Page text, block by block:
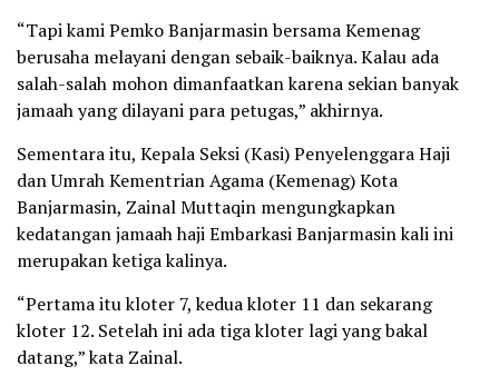
“Tapi kami Pemko Banjarmasin bersama Kemenag
berusaha melayani dengan sebaik-baiknya. Kalau ada
salah-salah mohon dimanfaatkan karena sekian banyak
jamaah yang dilayani para petugas,” akhirnya.
Sementara itu, Kepala Seksi (Kasi) Penyelenggara Haji
dan Umrah Kementrian Agama (Kemenag) Kota
Banjarmasin, Zainal Muttaqin mengungkapkan
kedatangan jamaah haji Embarkasi Banjarmasin kali ini
merupakan ketiga kalinya.
“Pertama itu kloter 7, kedua kloter 11 dan sekarang
kloter 12. Setelah ini ada tiga kloter lagi yang bakal
datang,” kata Zainal.